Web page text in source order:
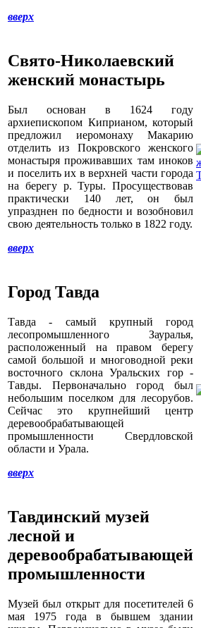
вверх
Свято-Николаевский
женский монастырь
Был основан в 1624 году
архиепископом Киприаном, который
предложил иеромонаху Макарию
отделить из Покровского женского
монастыря проживавших там иноков
и поселить их в верхней части города
на берегу р. Туры. Просуществовав
практически 140 лет, он был
упразднен по бедности и возобновил
свою деятельность только в 1822 году.
вверх
Город Тавда
Тавда - самый крупный город
лесопромышленного Зауралья,
расположенный на правом берегу
самой большой и многоводной реки
восточного склона Уральских гор -
Тавды. Первоначально город был
небольшим поселком для лесорубов.
Сейчас это крупнейший центр
деревообрабатывающей
промышленности Свердловской
области и Урала.
вверх
Тавдинский музей
лесной и
деревообрабатывающей
промышленности
Музей был открыт для посетителей 6
мая 1975 года в бывшем здании